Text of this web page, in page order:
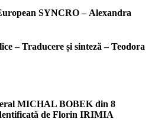
SYNCRO – Alexandra
– Traducere și sinteză – Teodora
MICHAL BOBEK din 8
de Florin IRIMIA